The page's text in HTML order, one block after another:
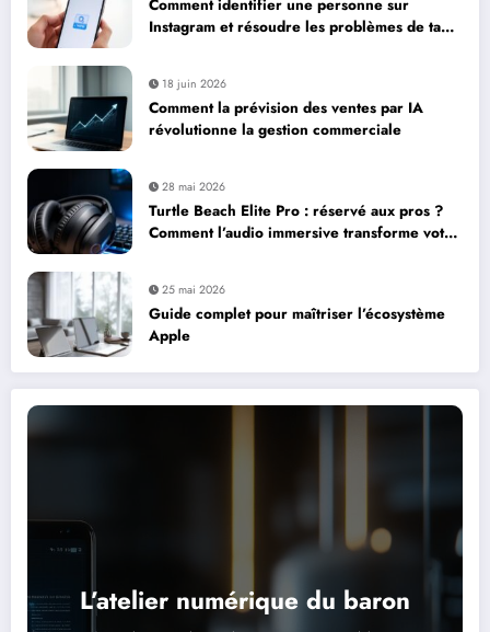
Comment identifier une personne sur
Instagram et résoudre les problèmes de tag :
18 juin 2026
Comment la prévision des ventes par IA
révolutionne la gestion commerciale
28 mai 2026
Turtle Beach Elite Pro : réservé aux pros ?
Comment l’audio immersive transforme votre
25 mai 2026
Guide complet pour maîtriser l’écosystème
Apple
L’atelier numérique du baron